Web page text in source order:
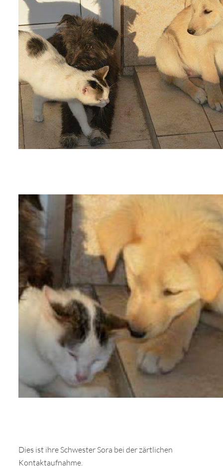
Dies ist ihre Schwester Sora bei der zärtlichen
Kontaktaufnahme.